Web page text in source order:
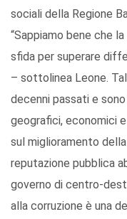
sociali della Regione
“Sappiamo bene che
sfida per superare
– sottolinea Leone.
decenni passati e
geografici, economici
sul miglioramento
reputazione pubblica
governo di centro-
alla corruzione è una